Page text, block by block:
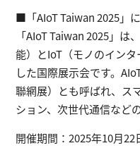
■「AIoT Taiwan 2025」
「AIoT Taiwan 2025」
能）とIoT（モノのイン
した国際展示会です。
聯網展）とも呼ばれ、ス
ション、次世代通信など
開催期間：2025年10月22